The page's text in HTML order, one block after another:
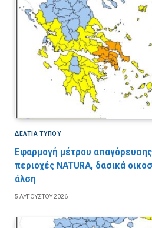
ΔΕΛΤΙΑ ΤΥΠΟΥ
Εφαρμογή μέτρου
περιοχές NATURA, δασικά
άλση
5 ΑΥΓΟΎΣΤΟΥ 2026